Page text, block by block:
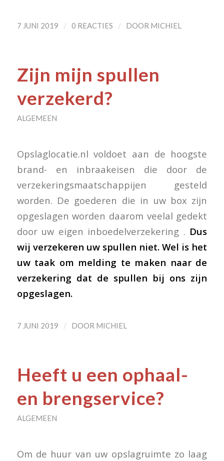
7 JUNI 2019 / 0 REACTIES / DOOR MICHIEL
Zijn mijn spullen
verzekerd?
ALGEMEEN
Opslaglocatie.nl voldoet aan de hoogste
brand- en inbraakeisen die door de
verzekeringsmaatschappijen gesteld
worden. De goederen die in uw box zijn
opgeslagen worden daarom veelal gedekt
door uw eigen inboedelverzekering . Dus
wij verzekeren uw spullen niet. Wel is het
uw taak om melding te maken naar de
verzekering dat de spullen bij ons zijn
opgeslagen.
7 JUNI 2019 / DOOR MICHIEL
Heeft u een ophaal-
en brengservice?
ALGEMEEN
Om de huur van uw opslagruimte zo laag